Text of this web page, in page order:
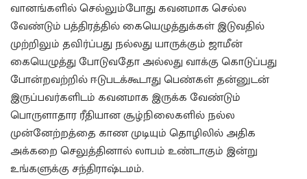
வானங்களில் செல்லும்போது கவனமாக செல்ல
வேண்டும் பத்திரத்தில் கையெழுத்துக்கள் இடுவதில்
முற்றிலும் தவிர்ப்பது நல்லது யாருக்கும் ஜாமீன்
கையெழுத்து போடுவதோ அல்லது வாக்கு கொடுப்பது
போன்றவற்றில் ஈடுபடக்கூடாது பெண்கள் தன்னுடன்
இருப்பவர்களிடம் கவனமாக இருக்க வேண்டும்
பொருளாதார ரீதியான சூழ்நிலைகளில் நல்ல
முன்னேற்றத்தை காண முடியும் தொழிலில் அதிக
அக்கறை செலுத்தினால் லாபம் உண்டாகும் இன்று
உங்களுக்கு சந்திராஷ்டமம்.